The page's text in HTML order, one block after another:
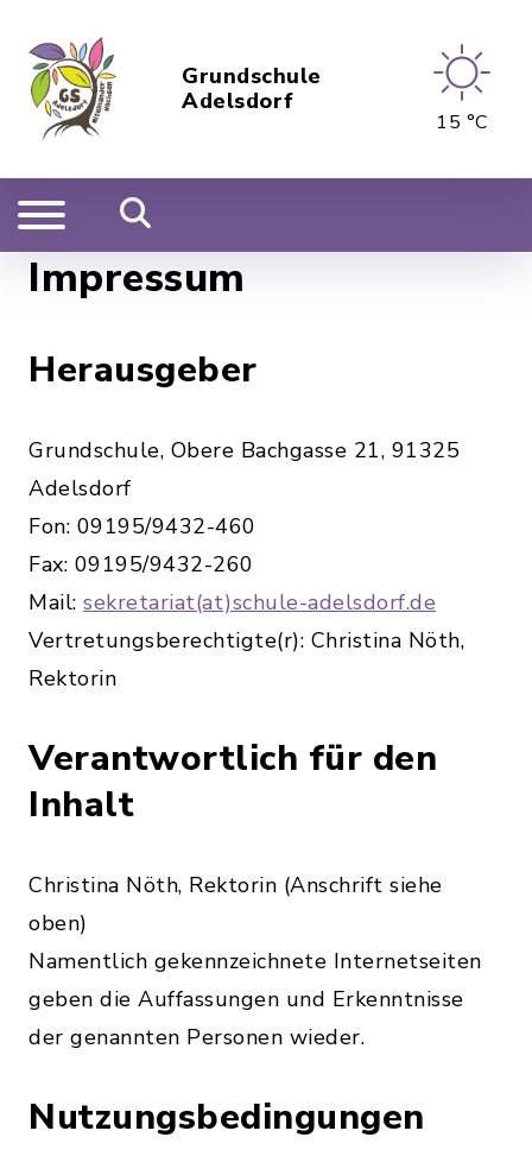
Grundschule
Adelsdorf
15 °C
Impressum
Herausgeber
Grundschule, Obere Bachgasse 21, 91325
Adelsdorf
Fon: 09195/9432-460
Fax: 09195/9432-260
Mail: sekretariat(at)schule-adelsdorf.de
Vertretungsberechtigte(r): Christina Nöth,
Rektorin
Verantwortlich für den
Inhalt
Christina Nöth, Rektorin (Anschrift siehe
oben)
Namentlich gekennzeichnete Internetseiten
geben die Auffassungen und Erkenntnisse
der genannten Personen wieder.
Nutzungsbedingungen